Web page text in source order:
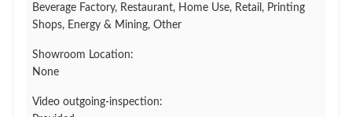
Beverage Factory, Restaurant, Home Use, Retail, Printing
Shops, Energy & Mining, Other
Showroom Location:
None
Video outgoing-inspection: